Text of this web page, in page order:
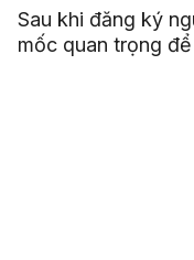
Sau khi đăng ký
mốc quan trọng